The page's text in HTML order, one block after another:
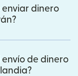
dinero
de dinero